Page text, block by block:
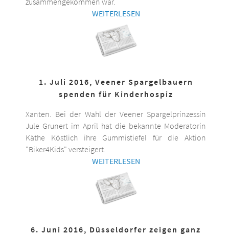
WEITERLESEN
1. Juli 2016, Veener Spargelbauern
spenden für Kinderhospiz
Xanten. Bei der Wahl der Veener Spargelprinzessin
Jule Grunert im April hat die bekannte Moderatorin
Käthe Köstlich ihre Gummistiefel für die Aktion
"Biker4Kids" versteigert.
WEITERLESEN
6. Juni 2016, Düsseldorfer zeigen ganz